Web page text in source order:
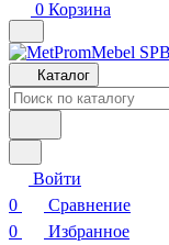
0 Корзина
Каталог
Войти
0
Сравнение
0
Избранное